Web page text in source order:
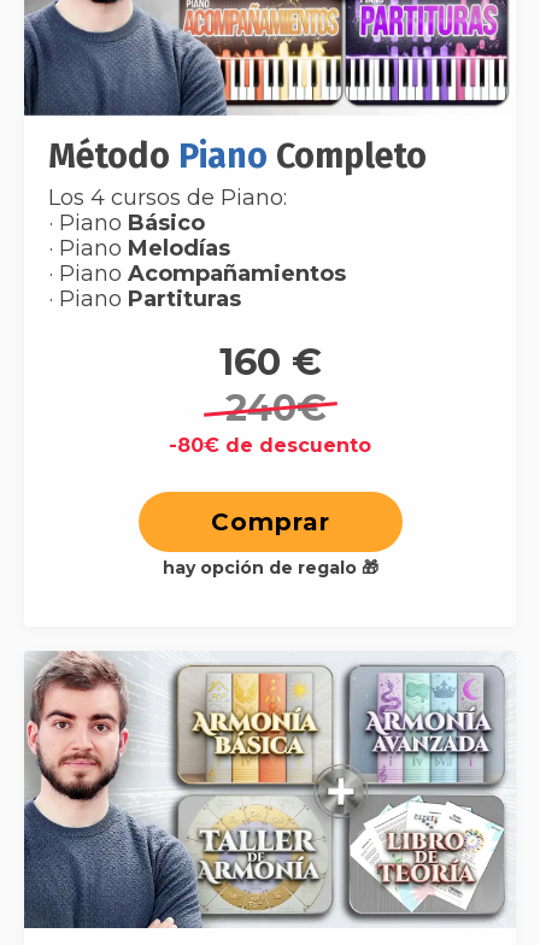
Método Piano Completo
Los 4 cursos de Piano:
· Piano Básico
· Piano Melodías
· Piano Acompañamientos
· Piano Partituras
160 €
240€
-80€ de descuento
Comprar
hay opción de regalo 🎁